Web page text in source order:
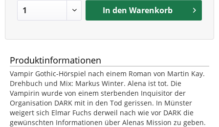
In den Warenkorb
Produktinformationen
Vampir Gothic-Hörspiel nach einem Roman von Martin Kay.
Drehbuch und Mix: Markus Winter. Alena ist tot. Die
Vampirin wurde von einem sterbenden Inquisitor der
Organisation DARK mit in den Tod gerissen. In Münster
weigert sich Elmar Fuchs derweil nach wie vor DARK die
gewünschten Informationen über Alenas Mission zu geben.